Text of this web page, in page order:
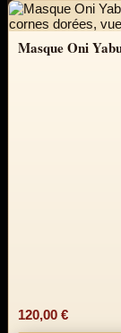
Masque Oni
120,00 €